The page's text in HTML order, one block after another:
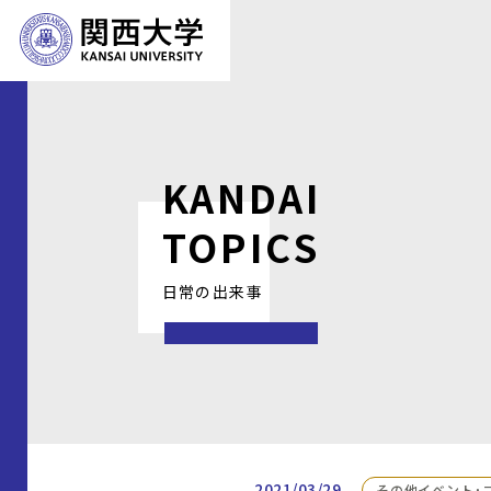
KANDAI
TOPICS
日常の出来事